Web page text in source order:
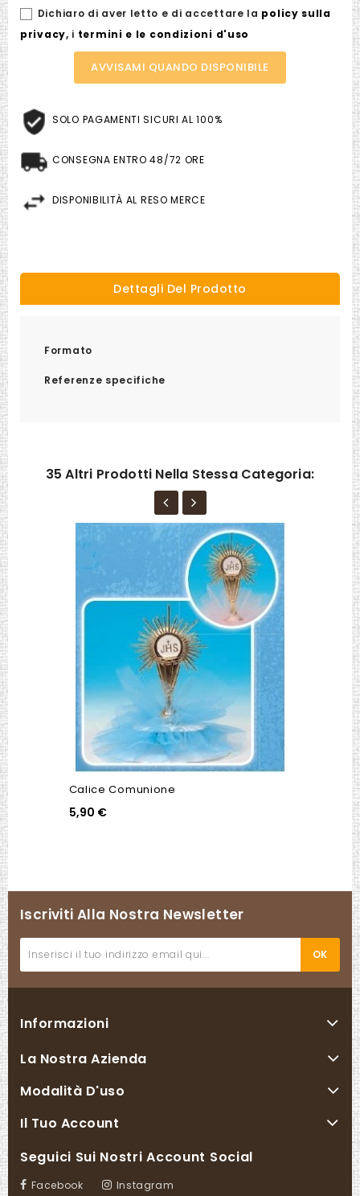
Dichiaro di aver letto e di accettare la policy sulla
privacy, i termini e le condizioni d'uso
AVVISAMI QUANDO DISPONIBILE
SOLO PAGAMENTI SICURI AL 100%
CONSEGNA ENTRO 48/72 ORE
DISPONIBILITÀ AL RESO MERCE
Dettagli Del Prodotto
Formato
Referenze specifiche
35 Altri Prodotti Nella Stessa Categoria:
Calice Comunione
5,90 €
Iscriviti Alla Nostra Newsletter
Informazioni
La Nostra Azienda
Modalità D'uso
Il Tuo Account
Seguici Sui Nostri Account Social
Facebook Instagram